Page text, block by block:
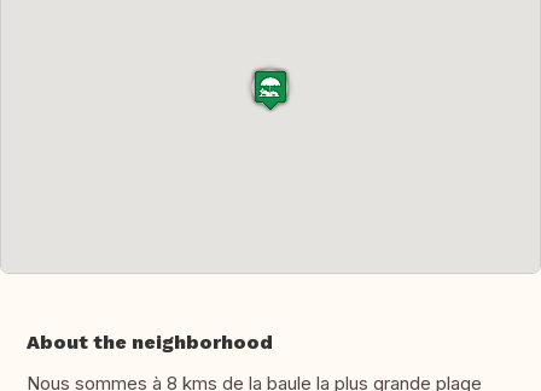
About the neighborhood
Nous sommes à 8 kms de la baule la plus grande plage